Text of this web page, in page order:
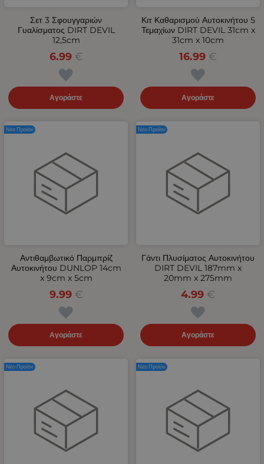
Σετ 3 Σφουγγαριών
Γυαλίσματος DIRT DEVIL
12,5cm
6.99 €
Αγοράστε
Κιτ Καθαρισμού Αυτοκινήτου 5
Τεμαχίων DIRT DEVIL 31cm x
31cm x 10cm
16.99 €
Αγοράστε
Αντιθαμβωτικό Παρμπρίζ
Αυτοκινήτου DUNLOP 14cm
x 9cm x 5cm
9.99 €
Αγοράστε
Νέο Προϊόν
Γάντι Πλυσίματος Αυτοκινήτου
DIRT DEVIL 187mm x
20mm x 275mm
4.99 €
Αγοράστε
Νέο Προϊόν
Νέο Προϊόν Νέο Προϊόν